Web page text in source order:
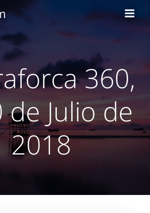
360,
Julio de
2018